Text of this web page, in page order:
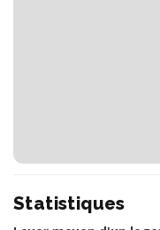
Statistiques